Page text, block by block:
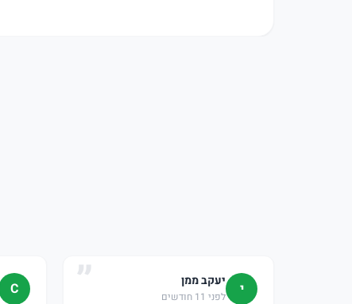
י יעקב ממן
לפני 11 חודשים C